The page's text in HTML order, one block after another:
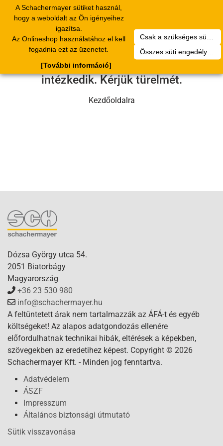
A Schachermayer sütiket használ,
hogy a weboldalt az Ön igényeihez
igazítsa.
Az Onlineshop használatához el kell
fogadnia ezt az üzenetet.
Összes süti engedélyezése
[További információ]
navigation
Sajnos technikai hiba történt.
Szervizcsapatunk hamarosan
intézkedik. Kérjük türelmét.
Kezdőoldalra
Dózsa György utca 54.
2051 Biatorbágy
Magyarország
+36 23 530 980
info@schachermayer.hu
A feltüntetett árak nem tartalmazzák az ÁFÁ-t és egyéb
költségeket! Az alapos adatgondozás ellenére
előfordulhatnak technikai hibák, eltérések a képekben,
szövegekben az eredetihez képest. Copyright © 2026
Schachermayer Kft. - Minden jog fenntartva.
Adatvédelem
ÁSZF
Impresszum
Általános biztonsági útmutató
Sütik visszavonása